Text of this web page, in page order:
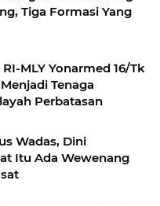
Tiga Formasi Yang
MLY Yonarmed 16/Tk
Tenaga
Perbatasan
Wadas, Dini
Itu Ada Wewenang